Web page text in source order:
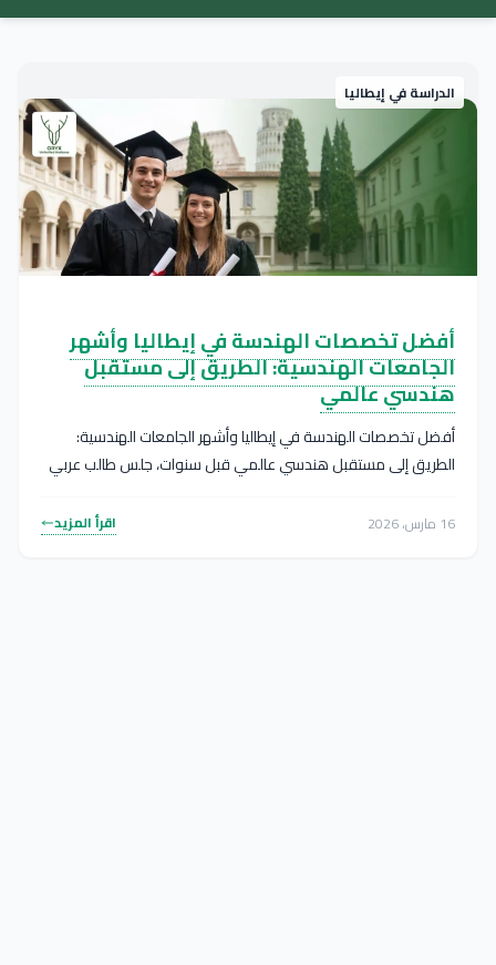
الدراسة في إيطاليا
أفضل تخصصات الهندسة في إيطاليا وأشهر
الجامعات الهندسية: الطريق إلى مستقبل
هندسي عالمي
أفضل تخصصات الهندسة في إيطاليا وأشهر الجامعات الهندسية:
الطريق إلى مستقبل هندسي عالمي قبل سنوات، جلس طالب عربي
16 مارس، 2026 اقرأ المزيد